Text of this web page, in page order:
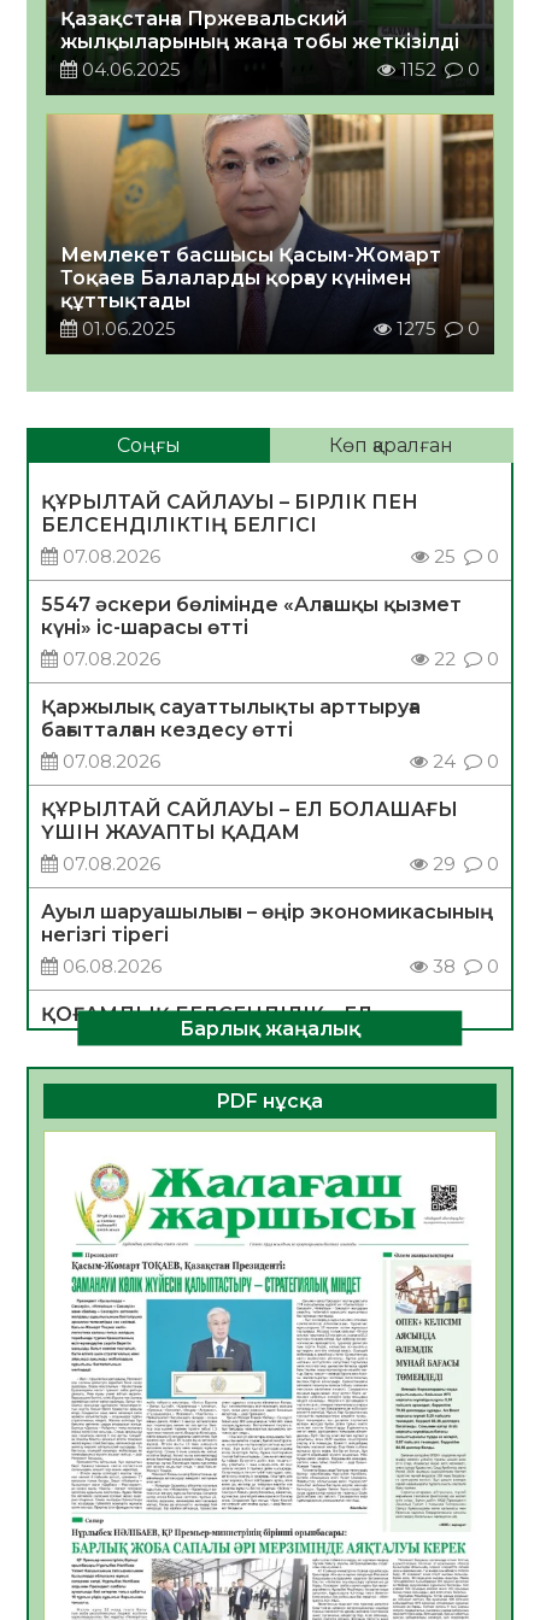
Қазақстанға Пржевальский
жылқыларының жаңа тобы жеткізілді
04.06.2025
1152 0
Мемлекет басшысы Қасым-Жомарт
Тоқаев Балаларды қорғау күнімен
құттықтады
01.06.2025
1275 0
Соңғы Көп қаралған
ҚҰРЫЛТАЙ САЙЛАУЫ – БІРЛІК ПЕН
БЕЛСЕНДІЛІКТІҢ БЕЛГІСІ
07.08.2026
25 0
5547 әскери бөлімінде «Алғашқы қызмет
күні» іс-шарасы өтті
07.08.2026
22 0
Қаржылық сауаттылықты арттыруға
бағытталған кездесу өтті
07.08.2026
24 0
ҚҰРЫЛТАЙ САЙЛАУЫ – ЕЛ БОЛАШАҒЫ
ҮШІН ЖАУАПТЫ ҚАДАМ
07.08.2026
29 0
Ауыл шаруашылығы – өңір экономикасының
негізгі тірегі
06.08.2026
38 0
ҚОҒАМДЫҚ БЕЛСЕНДІЛІК – ЕЛ
ДАМУЫНЫҢ НЕГІЗІ
06.08.2026
35 0
ҚҰРЫЛТАЙ САЙЛАУЫ – БОЛАШАҚҚА
БАСТАР ЖАУАПТЫ ТАҢДАУ
06.08.2026
Инфекциялық ауруларға қарсы иммундау
жұмыстарының тиімділігі
06.08.2026
39
Көкжөтел ауруы туралы
06.08.2026
35
АПВ вакцинасы туралы мәлімет
06.08.2026
35
Open Air: Қызылорда облысы полиция
департаменті 20 мыңнан астам
көрерменнің қауіпсіздігін қамтамасыз етті
06.08.2026
47
ҚЫЗЫЛОРДАДА «САНАЛЫ ҰРПАҚ –
Барлық жаңалық
PDF нұсқа